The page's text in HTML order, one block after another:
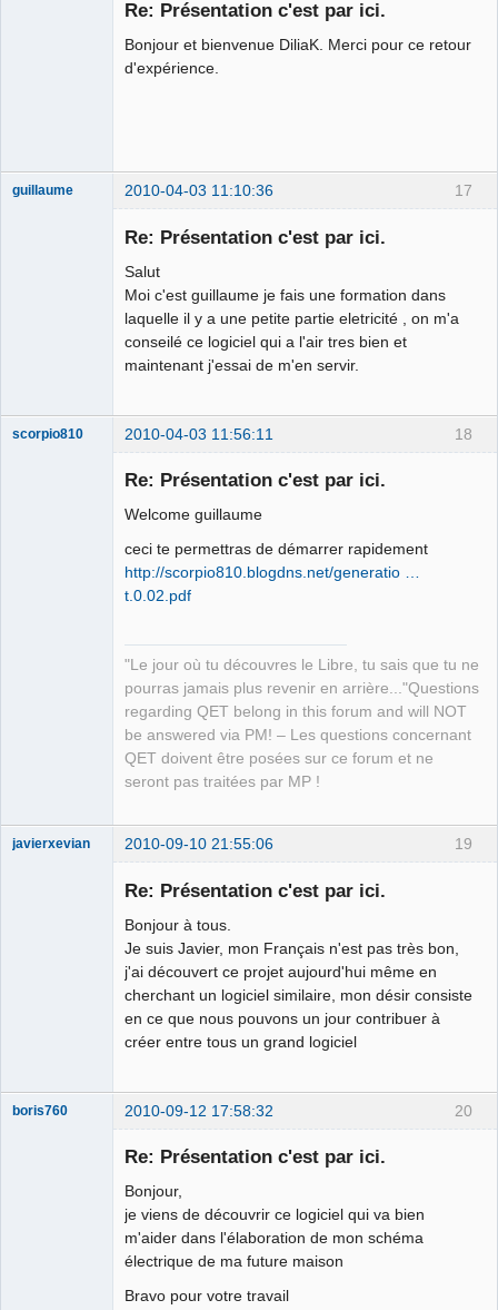
Re: Présentation c'est par ici.
Bonjour et bienvenue DiliaK. Merci pour ce retour
d'expérience.
17
guillaume 2010-04-03 11:10:36
Re: Présentation c'est par ici.
Salut
Moi c'est guillaume je fais une formation dans
laquelle il y a une petite partie eletricité , on m'a
conseilé ce logiciel qui a l'air tres bien et
maintenant j'essai de m'en servir.
18
scorpio810 2010-04-03 11:56:11
Re: Présentation c'est par ici.
Welcome guillaume
ceci te permettras de démarrer rapidement
http://scorpio810.blogdns.net/generatio …
t.0.02.pdf
"Le jour où tu découvres le Libre, tu sais que tu ne
pourras jamais plus revenir en arrière..."Questions
regarding QET belong in this forum and will NOT
be answered via PM! – Les questions concernant
QET doivent être posées sur ce forum et ne
seront pas traitées par MP !
19
javierxevian 2010-09-10 21:55:06
Re: Présentation c'est par ici.
Bonjour à tous.
Je suis Javier, mon Français n'est pas très bon,
j'ai découvert ce projet aujourd'hui même en
cherchant un logiciel similaire, mon désir consiste
en ce que nous pouvons un jour contribuer à
créer entre tous un grand logiciel
20
boris760 2010-09-12 17:58:32
Re: Présentation c'est par ici.
Bonjour,
je viens de découvrir ce logiciel qui va bien
m'aider dans l'élaboration de mon schéma
électrique de ma future maison
Bravo pour votre travail